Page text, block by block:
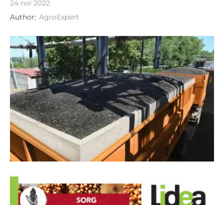
24 noi 2022
Author: AgroExpert